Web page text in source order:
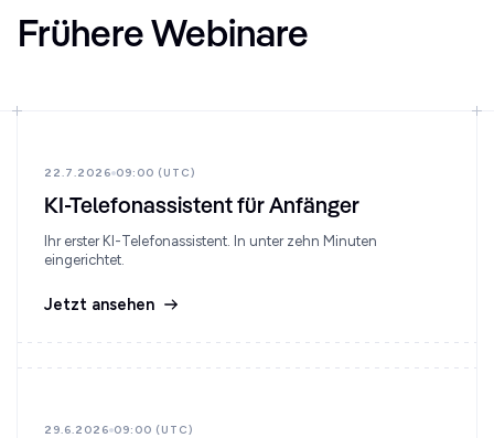
Frühere Webinare
22.7.2026 09:00 (UTC)
KI-Telefonassistent für Anfänger
Ihr erster KI-Telefonassistent. In unter zehn Minuten
eingerichtet.
Jetzt ansehen
29.6.2026 09:00 (UTC)